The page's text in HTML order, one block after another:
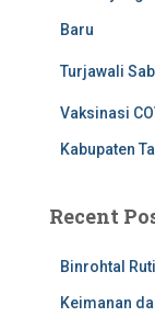
Baru
Turjawali
Vaksinasi
Kabupaten
Recent
Binrohtal
Keimanan